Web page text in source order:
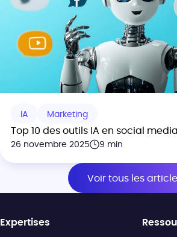
IA Marketing
Top 10 des outils IA en social media
26 novembre 2025 9 min
Voir tous les
Expertises